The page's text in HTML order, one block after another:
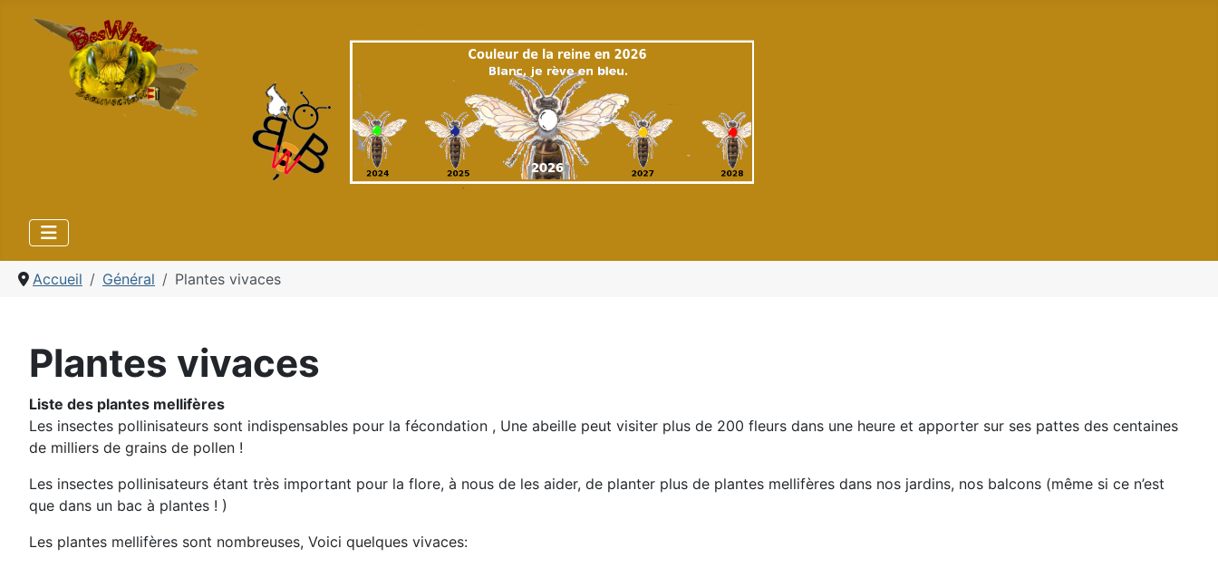
Accueil Général Plantes vivaces
Plantes vivaces
Liste des plantes mellifères
Les insectes pollinisateurs sont indispensables pour la fécondation , Une abeille peut visiter plus de 200 fleurs dans une heure et apporter sur ses pattes des centaines
de milliers de grains de pollen !
Les insectes pollinisateurs étant très important pour la flore, à nous de les aider, de planter plus de plantes mellifères dans nos jardins, nos balcons (même si ce n’est
que dans un bac à plantes ! )
Les plantes mellifères sont nombreuses, Voici quelques vivaces: